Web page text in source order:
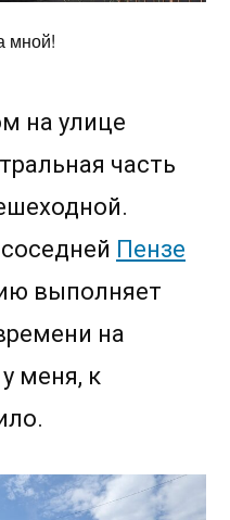
мной!
на улице
часть
Пензе
выполняет
на
меня, к